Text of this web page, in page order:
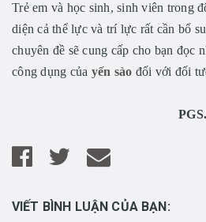
Trẻ em và học sinh, sinh viên trong
diện cả thể lực và trí lực rất cần bổ
chuyên đề sẽ cung cấp cho bạn đọc
công dụng của yến sào đối với đối
VIẾT BÌNH LUẬN CỦA BẠN: